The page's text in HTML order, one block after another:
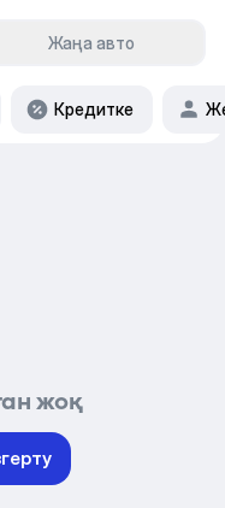
Жаңа авто
Кредитке
жоқ